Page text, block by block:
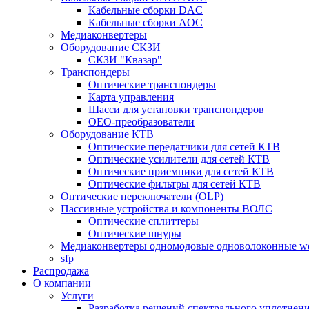
Кабельные сборки DAC
Кабельные сборки AOC
Медиаконвертеры
Оборудование СКЗИ
СКЗИ "Квазар"
Транспондеры
Оптические транспондеры
Карта управления
Шасси для установки транспондеров
OEO-преобразователи
Оборудование КТВ
Оптические передатчики для сетей КТВ
Оптические усилители для сетей КТВ
Оптические приемники для сетей КТВ
Оптические фильтры для сетей КТВ
Оптические переключатели (OLP)
Пассивные устройства и компоненты ВОЛС
Оптические сплиттеры
Оптические шнуры
Медиаконвертеры одномодовые одноволоконные
sfp
Распродажа
О компании
Услуги